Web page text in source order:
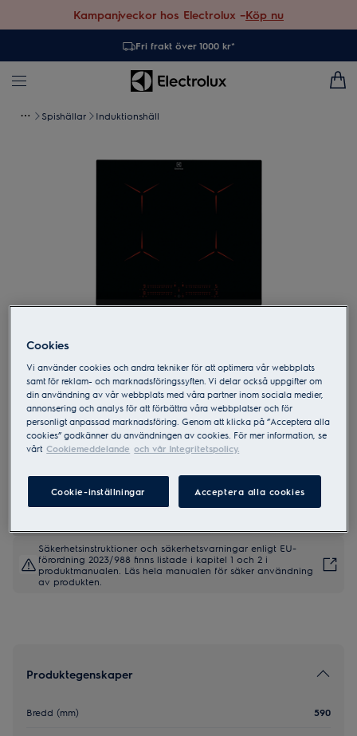
Kampanjveckor hos Electrolux –Köp nu
Fri frakt över 1000 kr*
Spishällar Induktionshäll
HOP670MF
600 Pure Bridge 60 cm
Produktblad
Säkerhetsinstruktioner och säkerhetsvarningar enligt EU-
förordning 2023/988 finns listade i kapitel 1 och 2 i
produktmanualen. Läs hela manualen för säker användning
av produkten.
Produktegenskaper
Bredd (mm) 590
Cookies
Vi använder cookies och andra tekniker för att optimera vår webbplats
samt för reklam- och marknadsföringssyften. Vi delar också uppgifter om
din användning av vår webbplats med våra partner inom sociala medier,
annonsering och analys för att förbättra våra webbplatser och för
personligt anpassad marknadsföring. Genom att klicka på ”Acceptera alla
cookies” godkänner du användningen av cookies. För mer information, se
vårt Cookiemeddelande och vår Integritetspolicy.
Cookie-inställningar Acceptera alla cookies